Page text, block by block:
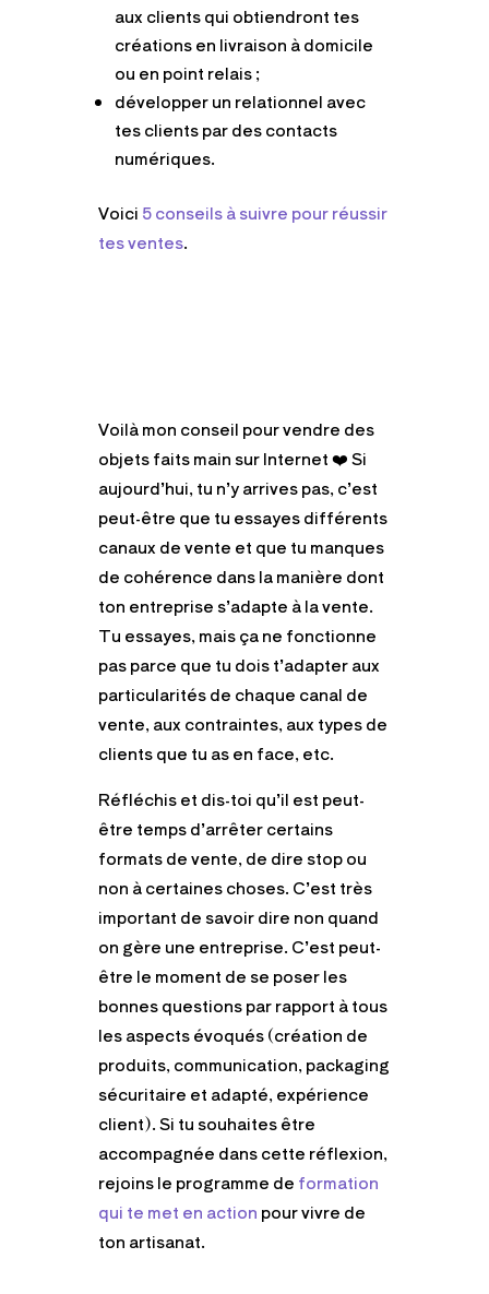
aux clients qui obtiendront tes
créations en livraison à domicile
ou en point relais ;
développer un relationnel avec
tes clients par des contacts
numériques.
Voici 5 conseils à suivre pour réussir
tes ventes.
Voilà mon conseil pour vendre des
objets faits main sur Internet❤️Si
aujourd’hui, tu n’y arrives pas, c’est
peut-être que tu essayes différents
canaux de vente et que tu manques
de cohérence dans la manière dont
ton entreprise s’adapte à la vente.
Tu essayes, mais ça ne fonctionne
pas parce que tu dois t’adapter aux
particularités de chaque canal de
vente, aux contraintes, aux types de
clients que tu as en face, etc.
Réfléchis et dis-toi qu’il est peut-
être temps d’arrêter certains
formats de vente, de dire stop ou
non à certaines choses. C’est très
important de savoir dire non quand
on gère une entreprise. C’est peut-
être le moment de se poser les
bonnes questions par rapport à tous
les aspects évoqués (création de
produits, communication, packaging
sécuritaire et adapté, expérience
client). Si tu souhaites être
accompagnée dans cette réflexion,
rejoins le programme de formation
qui te met en action pour vivre de
ton artisanat.